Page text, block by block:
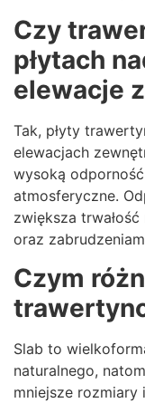
Czy
płytach
elewacje
Tak, płyty
elewacjach
wysoką
atmosferyczne.
zwiększa
oraz
Czym
Slab to
naturalnego,
mniejsze rozmiary